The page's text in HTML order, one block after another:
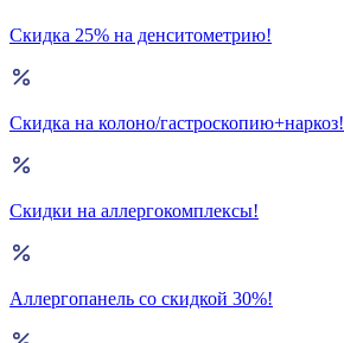
Скидка 25% на денситометрию!
Скидка на колоно/гастроскопию+наркоз!
Скидки на аллергокомплексы!
Аллергопанель со скидкой 30%!